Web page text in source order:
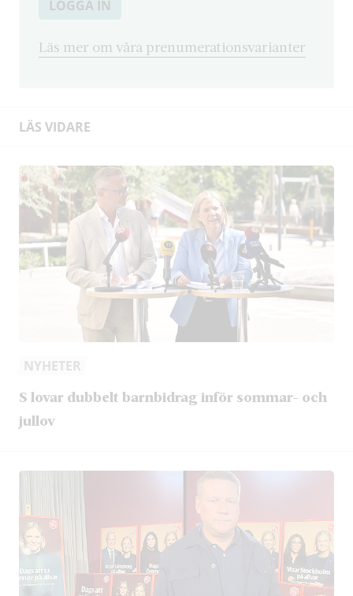
LOGGA IN
Läs mer om våra prenumerationsvarianter
LÄS VIDARE
NYHETER
S lovar dubbelt barnbidrag inför sommar- och
jullov